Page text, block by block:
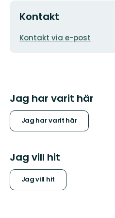
Kontakt
E-
Kontakt via e-post
Jag har varit här
Jag har varit här
Jag vill hit
Jag vill hit